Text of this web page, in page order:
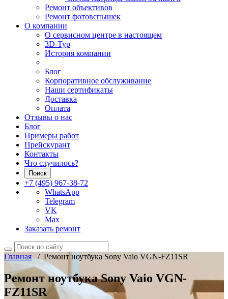
Ремонт объективов
Ремонт фотовспышек
О компании
О сервисном центре в настоящем
3D-Тур
История компании
Блог
Корпоративное обслуживание
Наши сертификаты
Доставка
Оплата
Отзывы о нас
Блог
Примеры работ
Прейскурант
Контакты
Что случилось?
Поиск
+7 (495) 967-38-72
WhatsApp
Telegram
VK
Max
Заказать ремонт
Главная/ Ремонт ноутбука Sony Vaio VGN-FZ11SR
Ремонт ноутбука Sony Vaio VGN-
FZ11SR